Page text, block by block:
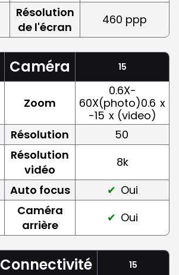
Résolution
de l'écran
460 ppp
Caméra 15
Zoom
0.6X-
60X(photo)0.6 x
-15 x (video)
Résolution
50
Résolution
vidéo
8k
Auto focus
Oui
Caméra
arrière
Oui
Connectivité 15